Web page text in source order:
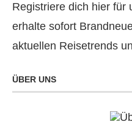
Registriere dich hier für
erhalte sofort
aktuellen Reisetrends
ÜBER UNS